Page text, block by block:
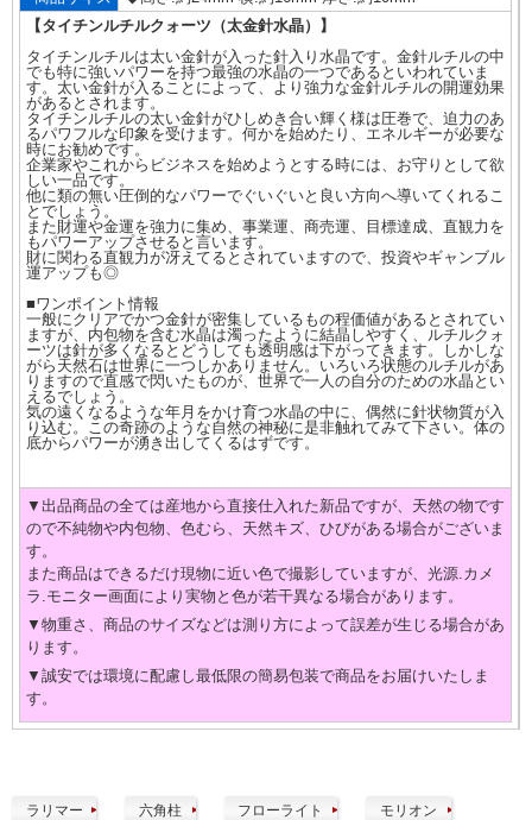
【タイチンルチルクォーツ（太金針水晶）】
タイチンルチルは太い金針が入った針入り水晶です。金針ルチルの中
でも特に強いパワーを持つ最強の水晶の一つであるといわれていま
す。太い金針が入ることによって、より強力な金針ルチルの開運効果
があるとされます。
タイチンルチルの太い金針がひしめき合い輝く様は圧巻で、迫力のあ
るパワフルな印象を受けます。何かを始めたり、エネルギーが必要な
時にお勧めです。
企業家やこれからビジネスを始めようとする時には、お守りとして欲
しい一品です。
他に類の無い圧倒的なパワーでぐいぐいと良い方向へ導いてくれるこ
とでしょう。
また財運や金運を強力に集め、事業運、商売運、目標達成、直観力を
もパワーアップさせると言います。
財に関わる直観力が冴えてるとされていますので、投資やギャンブル
運アップも◎
■ワンポイント情報
一般にクリアでかつ金針が密集しているもの程価値があるとされてい
ますが、内包物を含む水晶は濁ったように結晶しやすく、ルチルクォ
ーツは針が多くなるとどうしても透明感は下がってきます。しかしな
がら天然石は世界に一つしかありません。いろいろ状態のルチルがあ
りますので直感で閃いたものが、世界で一人の自分のための水晶とい
えるでしょう。
気の遠くなるような年月をかけ育つ水晶の中に、偶然に針状物質が入
り込む。この奇跡のような自然の神秘に是非触れてみて下さい。体の
底からパワーが湧き出してくるはずです。
▼出品商品の全ては産地から直接仕入れた新品ですが、天然の物です
ので不純物や内包物、色むら、天然キズ、ひびがある場合がございま
す。
また商品はできるだけ現物に近い色で撮影していますが、光源.カメ
ラ.モニター画面により実物と色が若干異なる場合があります。
▼物重さ、商品のサイズなどは測り方によって誤差が生じる場合があ
ります。
▼誠安では環境に配慮し最低限の簡易包装で商品をお届けいたしま
す。
ラリマー 六角柱 フローライト モリオン